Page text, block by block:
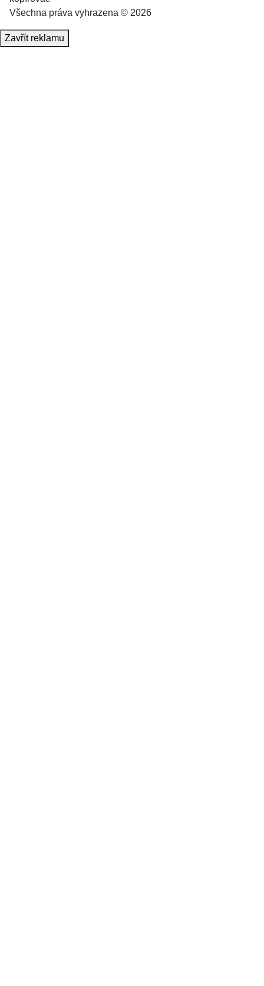
Všechna práva vyhrazena © 2026
Zavřít reklamu